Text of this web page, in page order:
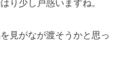
り少し戸惑いますね。
見がなが渡そうかと思っ